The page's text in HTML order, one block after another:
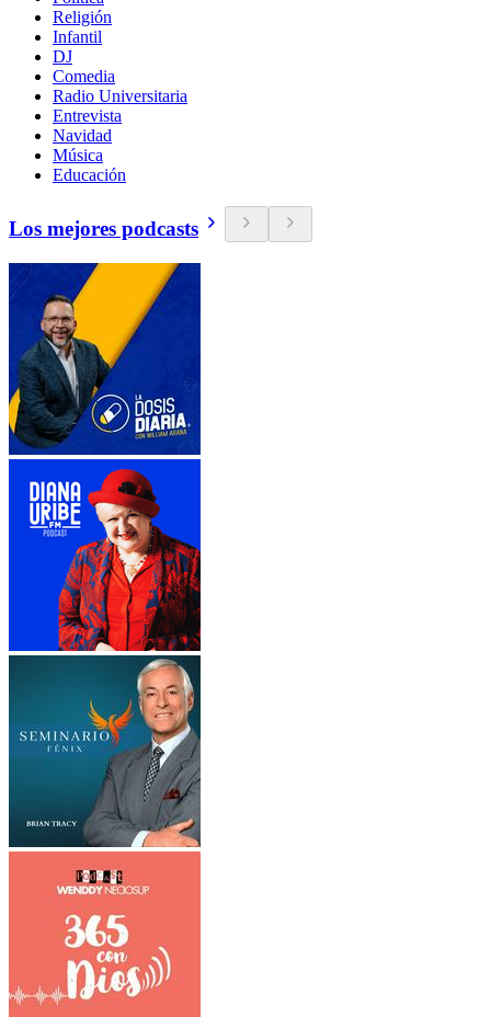
Religión
Infantil
DJ
Comedia
Radio Universitaria
Entrevista
Navidad
Música
Educación
Los mejores podcasts